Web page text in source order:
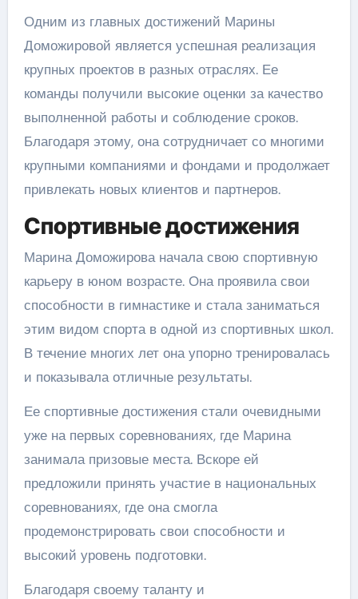
Одним из главных достижений Марины
Доможировой является успешная реализация
крупных проектов в разных отраслях. Ее
команды получили высокие оценки за качество
выполненной работы и соблюдение сроков.
Благодаря этому, она сотрудничает со многими
крупными компаниями и фондами и продолжает
привлекать новых клиентов и партнеров.
Спортивные достижения
Марина Доможирова начала свою спортивную
карьеру в юном возрасте. Она проявила свои
способности в гимнастике и стала заниматься
этим видом спорта в одной из спортивных школ.
В течение многих лет она упорно тренировалась
и показывала отличные результаты.
Ее спортивные достижения стали очевидными
уже на первых соревнованиях, где Марина
занимала призовые места. Вскоре ей
предложили принять участие в национальных
соревнованиях, где она смогла
продемонстрировать свои способности и
высокий уровень подготовки.
Благодаря своему таланту и